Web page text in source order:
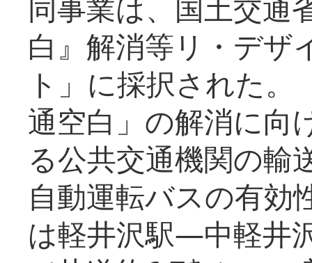
同事業は、国土交通
白』解消等リ・デザ
ト」に採択された
通空白」の解消に向
る公共交通機関の輸
自動運転バスの有効
は軽井沢駅―中軽井